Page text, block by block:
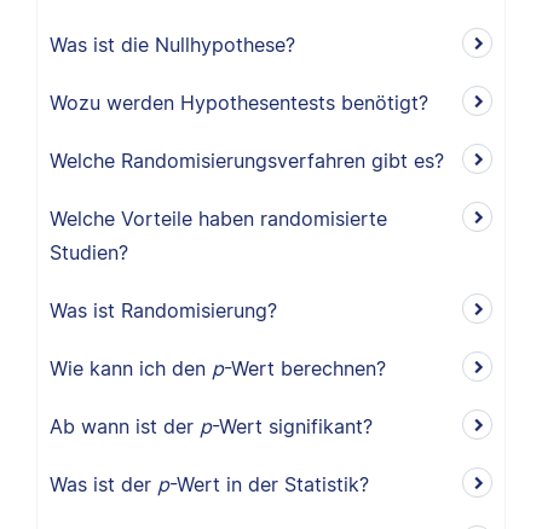
Was ist die Nullhypothese?
Wozu werden Hypothesentests benötigt?
Welche Randomisierungsverfahren gibt es?
Welche Vorteile haben randomisierte
Studien?
Was ist Randomisierung?
Wie kann ich den p-Wert berechnen?
Ab wann ist der p-Wert signifikant?
Was ist der p-Wert in der Statistik?